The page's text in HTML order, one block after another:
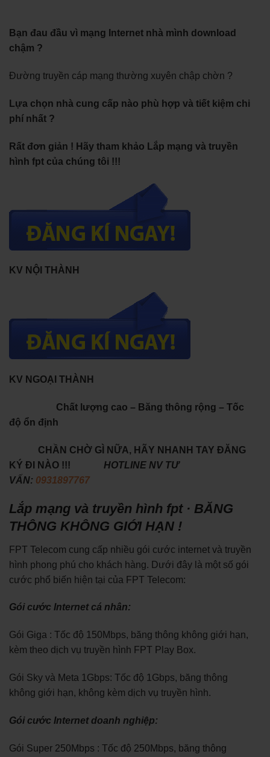
Bạn đau đầu vì mạng Internet nhà mình download
chậm ?
Đường truyền cáp mạng thường xuyên chập chờn ?
Lựa chọn nhà cung cấp nào phù hợp và tiết kiệm chi
phí nhất ?
Rất đơn giản ! Hãy tham khảo Lắp mạng và truyền
hình fpt của chúng tôi !!!
KV NỘI THÀNH
KV NGOẠI THÀNH
Chất lượng cao – Băng thông rộng – Tốc
độ ổn định
CHẦN CHỜ GÌ NỮA, HÃY NHANH TAY ĐĂNG
KÝ ĐI NÀO !!!
HOTLINE NV TƯ
VẤN: 0931897767
Lắp mạng và truyền hình fpt · BĂNG
THÔNG KHÔNG GIỚI HẠN !
FPT Telecom cung cấp nhiều gói cước internet và truyền
hình phong phú cho khách hàng. Dưới đây là một số gói
cước phổ biến hiện tại của FPT Telecom:
Gói cước Internet cá nhân:
Gói Giga : Tốc độ 150Mbps, băng thông không giới hạn,
kèm theo dịch vụ truyền hình FPT Play Box.
Gói Sky và Meta 1Gbps: Tốc độ 1Gbps, băng thông
không giới hạn, không kèm dịch vụ truyền hình.
Gói cước Internet doanh nghiệp:
Gói Super 250Mbps : Tốc độ 250Mbps, băng thông